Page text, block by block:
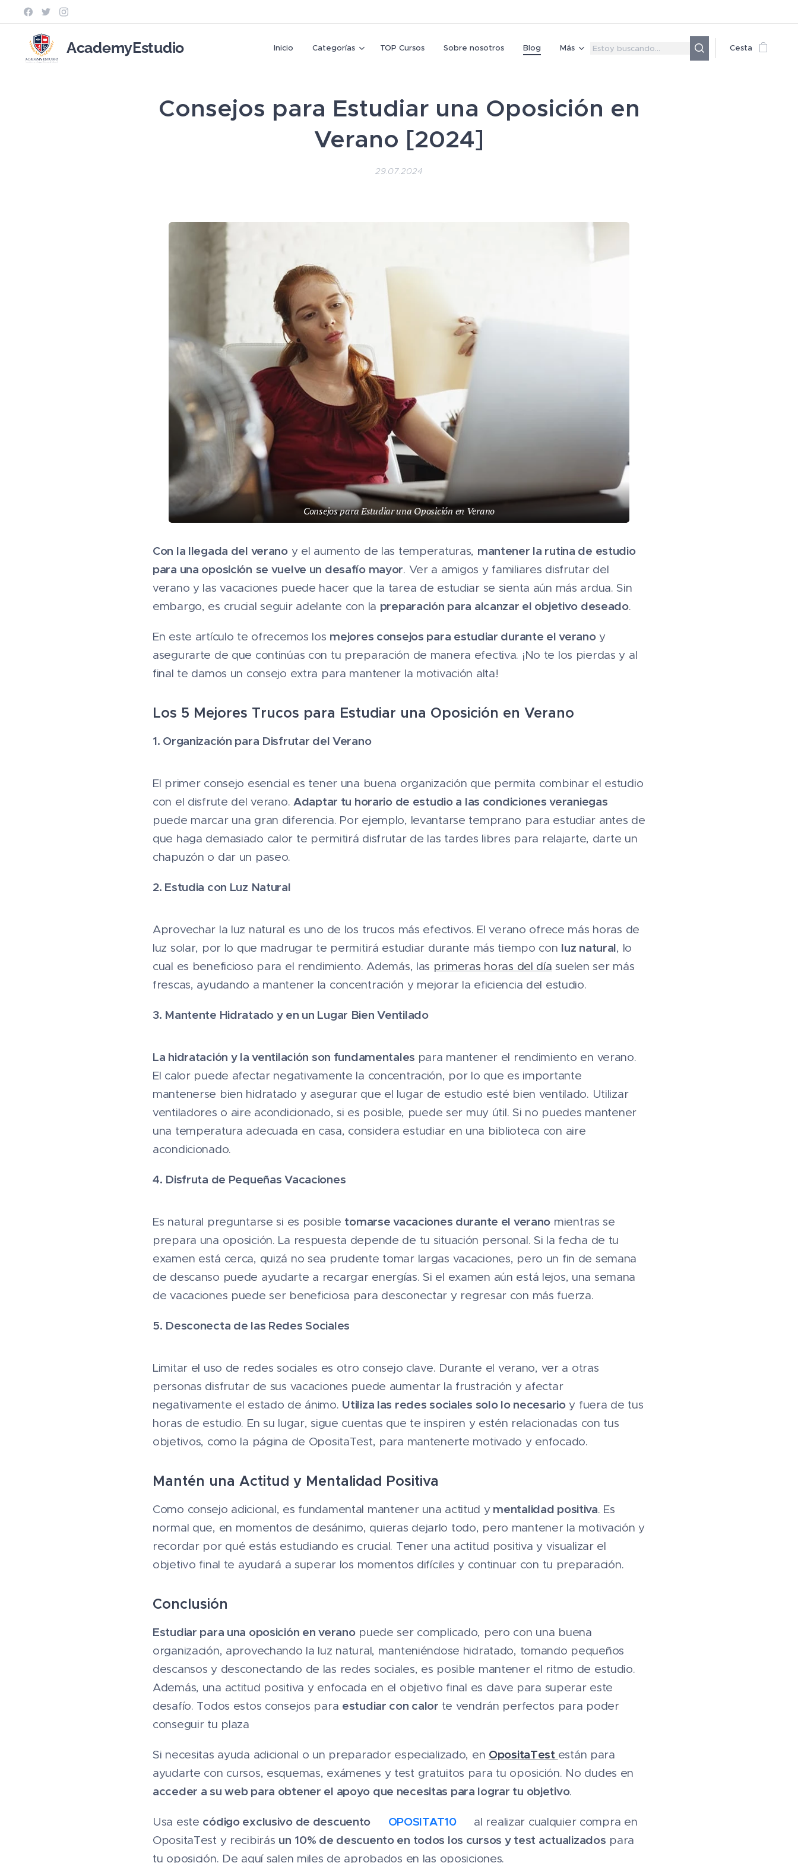
AcademyEstudio Inicio Categorías TOP Cursos Sobre nosotros Blog Más Cesta
Consejos para Estudiar una Oposición en
Verano [2024]
29.07.2024
Consejos para Estudiar una Oposición en Verano
Con la llegada del veranoy el aumento de las temperaturas, mantener la rutina de estudio
para una oposición se vuelve un desafío mayor. Ver a amigos y familiares disfrutar del
verano y las vacaciones puede hacer que la tarea de estudiar se sienta aún más ardua. Sin
embargo, es crucial seguir adelante con la preparación para alcanzar el objetivo deseado.
En este artículo te ofrecemos los mejores consejos para estudiar durante el veranoy
asegurarte de que continúas con tu preparación de manera efectiva. ¡No te los pierdas y al
final te damos un consejo extra para mantener la motivación alta!
Los 5 Mejores Trucos para Estudiar una Oposición en Verano
1. Organización para Disfrutar del Verano
El primer consejo esencial es tener una buena organización que permita combinar el estudio
con el disfrute del verano.Adaptar tu horario de estudio a las condiciones veraniegas
puede marcar una gran diferencia. Por ejemplo, levantarse temprano para estudiar antes de
que haga demasiado calor te permitirá disfrutar de las tardes libres para relajarte, darte un
chapuzón o dar un paseo.
2. Estudia con Luz Natural
Aprovechar la luz natural es uno de los trucos más efectivos. El verano ofrece más horas de
luz solar, por lo que madrugar te permitirá estudiar durante más tiempo con luz natural, lo
cual es beneficioso para el rendimiento. Además, las primeras horas del día suelen ser más
frescas, ayudando a mantener la concentración y mejorar la eficiencia del estudio.
3. Mantente Hidratado y en un Lugar Bien Ventilado
La hidratación y la ventilación son fundamentales para mantener el rendimiento en verano.
El calor puede afectar negativamente la concentración, por lo que es importante
mantenerse bien hidratado y asegurar que el lugar de estudio esté bien ventilado. Utilizar
ventiladores o aire acondicionado, si es posible, puede ser muy útil. Si no puedes mantener
una temperatura adecuada en casa, considera estudiar en una biblioteca con aire
acondicionado.
4. Disfruta de Pequeñas Vacaciones
Es natural preguntarse si es posible tomarse vacaciones durante el verano mientras se
prepara una oposición. La respuesta depende de tu situación personal. Si la fecha de tu
examen está cerca, quizá no sea prudente tomar largas vacaciones, pero un fin de semana
de descanso puede ayudarte a recargar energías. Si el examen aún está lejos, una semana
de vacaciones puede ser beneficiosa para desconectar y regresar con más fuerza.
5. Desconecta de las Redes Sociales
Limitar el uso de redes sociales es otro consejo clave. Durante el verano, ver a otras
personas disfrutar de sus vacaciones puede aumentar la frustración y afectar
negativamente el estado de ánimo. Utiliza las redes sociales solo lo necesarioy fuera de tus
horas de estudio. En su lugar, sigue cuentas que te inspiren y estén relacionadas con tus
objetivos, como la página de OpositaTest, para mantenerte motivado y enfocado.
Mantén una Actitud y Mentalidad Positiva
Como consejo adicional, es fundamental mantener una actitud ymentalidad positiva. Es
normal que, en momentos de desánimo, quieras dejarlo todo, pero mantener la motivación y
recordar por qué estás estudiando es crucial. Tener una actitud positiva y visualizar el
objetivo final te ayudará a superar los momentos difíciles y continuar con tu preparación.
Conclusión
Estudiar para una oposición en veranopuede ser complicado, pero con una buena
organización, aprovechando la luz natural, manteniéndose hidratado, tomando pequeños
descansos y desconectando de las redes sociales, es posible mantener el ritmo de estudio.
Además, una actitud positiva y enfocada en el objetivo final es clave para superar este
desafío. Todos estos consejos para estudiar con calor te vendrán perfectos para poder
conseguir tu plaza
Si necesitas ayuda adicional o un preparador especializado, en OpositaTest están para
ayudarte con cursos, esquemas, exámenes y test gratuitos para tu oposición. No dudes en
acceder a su web para obtener el apoyo que necesitas para lograr tu objetivo.
Usa este código exclusivo de descuento OPOSITAT10✨ al realizar cualquier compra en
OpositaTest y recibirás un 10% de descuento en todos los cursos y test actualizados para
tu oposición. De aquí salen miles de aprobados en las oposiciones.